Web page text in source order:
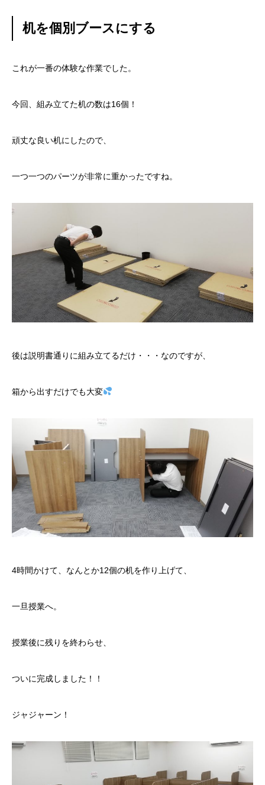
机を個別ブースにする
これが一番の体験な作業でした。
今回、組み立てた机の数は16個！
頑丈な良い机にしたので、
一つ一つのパーツが非常に重かったですね。
後は説明書通りに組み立てるだけ・・・なのですが、
箱から出すだけでも大変
4時間かけて、なんとか12個の机を作り上げて、
一旦授業へ。
授業後に残りを終わらせ、
ついに完成しました！！
ジャジャーン！